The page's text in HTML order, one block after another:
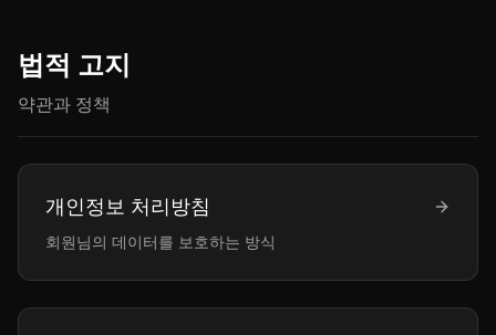
법적 고지
약관과 정책
개인정보 처리방침
회원님의 데이터를 보호하는 방식